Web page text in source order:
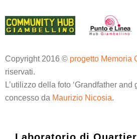
Copyright 2016 © progetto Memoria
riservati.
L’utilizzo della foto ‘Grandfather and
concesso da Maurizio Nicosia.